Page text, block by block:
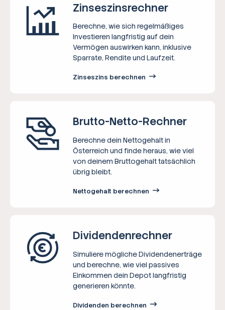
Zinseszins­rechner
Berechne, wie sich regelmäßiges
Investieren langfristig auf dein
Vermögen auswirken kann, inklusive
Sparrate, Rendite und Laufzeit.
Zinseszins berechnen
Brutto-Netto-­Rechner
Berechne dein Nettogehalt in
Österreich und finde heraus, wie viel
von deinem Bruttogehalt tatsächlich
übrig bleibt.
Nettogehalt berechnen
Dividenden­rechner
Simuliere mögliche Dividendenerträge
und berechne, wie viel passives
Einkommen dein Depot langfristig
generieren könnte.
Dividenden berechnen